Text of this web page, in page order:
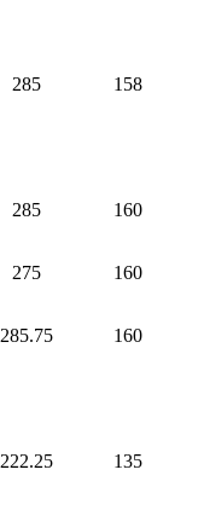
285 158
285 160
275 160
285.75 160
222.25 135